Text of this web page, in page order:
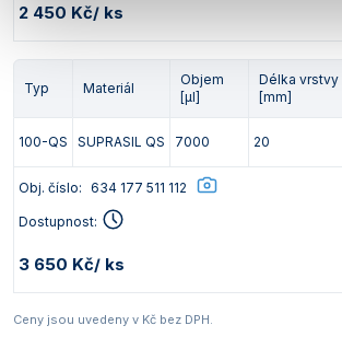
2 450 Kč/ ks
Typ Materiál
Objem
[µl]
Délka vrstvy
[mm]
100-QS SUPRASIL QS 7000 20
Obj. číslo: 634 177 511 112
Dostupnost:
3 650 Kč/ ks
Ceny jsou uvedeny v Kč bez DPH.